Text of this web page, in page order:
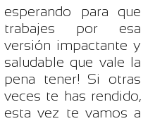
esperando para que
trabajes por esa
versión impactante y
saludable que vale la
pena tener! Si otras
veces te has rendido,
esta vez te vamos a